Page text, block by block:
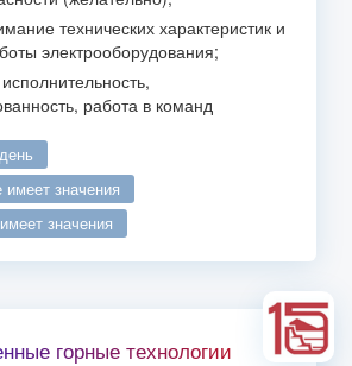
технических характеристик и
электрооборудования;
работа в команд
имеет значения
значения
горные технологии